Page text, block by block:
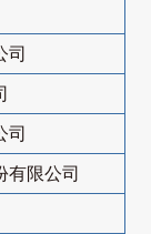
司
司
有限公司